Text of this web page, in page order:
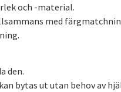
och -material.
med
den.
bytas ut utan behov av